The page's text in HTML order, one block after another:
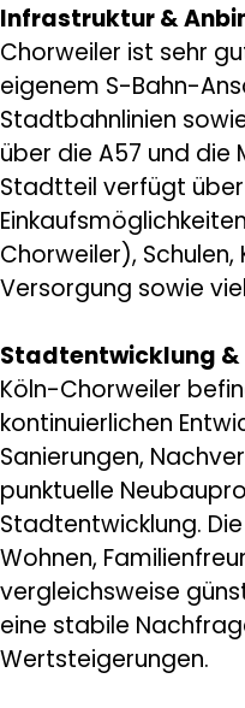
Infrastruktur &
Chorweiler ist sehr
eigenem S-Bahn-
Stadtbahnlinien
über die A57 und die
Stadtteil verfügt
Chorweiler),
Versorgung sowie
Stadtentwicklung
Köln-Chorweiler
kontinuierlichen
Sanierungen,
punktuelle
Stadtentwicklung.
Wohnen,
vergleichsweise
eine stabile
Wertsteigerungen.